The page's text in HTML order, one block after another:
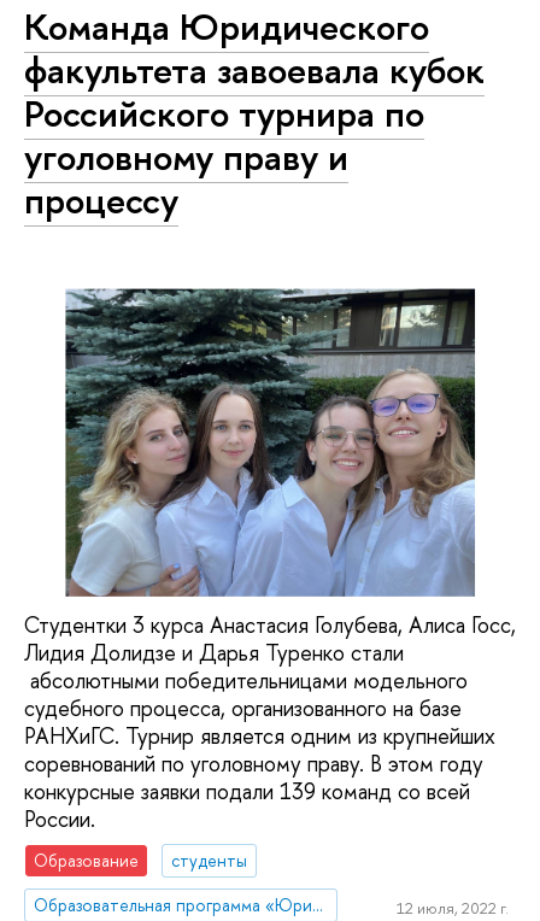
Команда Юридического
факультета завоевала кубок
Российского турнира по
уголовному праву и
процессу
Студентки 3 курса Анастасия Голубева, Алиса Госс,
Лидия Долидзе и Дарья Туренко стали
абсолютными победительницами модельного
судебного процесса, организованного на базе
РАНХиГС. Турнир является одним из крупнейших
соревнований по уголовному праву. В этом году
конкурсные заявки подали 139 команд со всей
России.
Образование
студенты
Образовательная программа «Юриспруденция»
12 июля, 2022 г.